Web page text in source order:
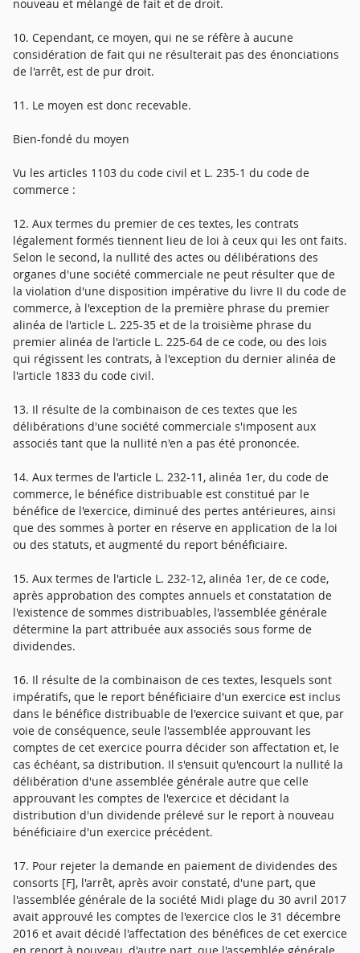
nouveau et mélangé de fait et de droit.
10. Cependant, ce moyen, qui ne se réfère à aucune
considération de fait qui ne résulterait pas des énonciations
de l'arrêt, est de pur droit.
11. Le moyen est donc recevable.
Bien-fondé du moyen
Vu les articles 1103 du code civil et L. 235-1 du code de
commerce :
12. Aux termes du premier de ces textes, les contrats
légalement formés tiennent lieu de loi à ceux qui les ont faits.
Selon le second, la nullité des actes ou délibérations des
organes d'une société commerciale ne peut résulter que de
la violation d'une disposition impérative du livre II du code de
commerce, à l'exception de la première phrase du premier
alinéa de l'article L. 225-35 et de la troisième phrase du
premier alinéa de l'article L. 225-64 de ce code, ou des lois
qui régissent les contrats, à l'exception du dernier alinéa de
l'article 1833 du code civil.
13. Il résulte de la combinaison de ces textes que les
délibérations d'une société commerciale s'imposent aux
associés tant que la nullité n'en a pas été prononcée.
14. Aux termes de l'article L. 232-11, alinéa 1er, du code de
commerce, le bénéfice distribuable est constitué par le
bénéfice de l'exercice, diminué des pertes antérieures, ainsi
que des sommes à porter en réserve en application de la loi
ou des statuts, et augmenté du report bénéficiaire.
15. Aux termes de l'article L. 232-12, alinéa 1er, de ce code,
après approbation des comptes annuels et constatation de
l'existence de sommes distribuables, l'assemblée générale
détermine la part attribuée aux associés sous forme de
dividendes.
16. Il résulte de la combinaison de ces textes, lesquels sont
impératifs, que le report bénéficiaire d'un exercice est inclus
dans le bénéfice distribuable de l'exercice suivant et que, par
voie de conséquence, seule l'assemblée approuvant les
comptes de cet exercice pourra décider son affectation et, le
cas échéant, sa distribution. Il s'ensuit qu'encourt la nullité la
délibération d'une assemblée générale autre que celle
approuvant les comptes de l'exercice et décidant la
distribution d'un dividende prélevé sur le report à nouveau
bénéficiaire d'un exercice précédent.
17. Pour rejeter la demande en paiement de dividendes des
consorts [F], l'arrêt, après avoir constaté, d'une part, que
l'assemblée générale de la société Midi plage du 30 avril 2017
avait approuvé les comptes de l'exercice clos le 31 décembre
2016 et avait décidé l'affectation des bénéfices de cet exercice